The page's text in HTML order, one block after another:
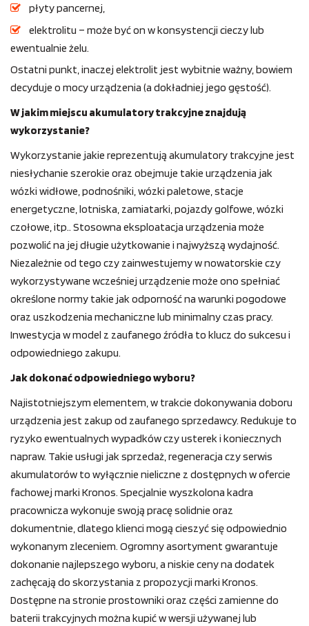
płyty pancernej,
elektrolitu – może być on w konsystencji cieczy lub
ewentualnie żelu.
Ostatni punkt, inaczej elektrolit jest wybitnie ważny, bowiem
decyduje o mocy urządzenia (a dokładniej jego gęstość).
W jakim miejscu akumulatory trakcyjne znajdują
wykorzystanie?
Wykorzystanie jakie reprezentują akumulatory trakcyjne jest
niesłychanie szerokie oraz obejmuje takie urządzenia jak
wózki widłowe, podnośniki, wózki paletowe, stacje
energetyczne, lotniska, zamiatarki, pojazdy golfowe, wózki
czołowe, itp.. Stosowna eksploatacja urządzenia może
pozwolić na jej długie użytkowanie i najwyższą wydajność.
Niezależnie od tego czy zainwestujemy w nowatorskie czy
wykorzystywane wcześniej urządzenie może ono spełniać
określone normy takie jak odporność na warunki pogodowe
oraz uszkodzenia mechaniczne lub minimalny czas pracy.
Inwestycja w model z zaufanego źródła to klucz do sukcesu i
odpowiedniego zakupu.
Jak dokonać odpowiedniego wyboru?
Najistotniejszym elementem, w trakcie dokonywania doboru
urządzenia jest zakup od zaufanego sprzedawcy. Redukuje to
ryzyko ewentualnych wypadków czy usterek i koniecznych
napraw. Takie usługi jak sprzedaż, regeneracja czy serwis
akumulatorów to wyłącznie nieliczne z dostępnych w ofercie
fachowej marki Kronos. Specjalnie wyszkolona kadra
pracownicza wykonuje swoją pracę solidnie oraz
dokumentnie, dlatego klienci mogą cieszyć się odpowiednio
wykonanym zleceniem. Ogromny asortyment gwarantuje
dokonanie najlepszego wyboru, a niskie ceny na dodatek
zachęcają do skorzystania z propozycji marki Kronos.
Dostępne na stronie prostowniki oraz części zamienne do
baterii trakcyjnych można kupić w wersji używanej lub